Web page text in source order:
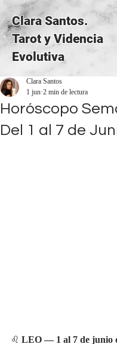
Clara Santos.
Tarot y Videncia
Evolutiva
Horóscopo
Del 1 al 7 de
Clara Santos
1 jun2 min de lectura
♌ LEO — 1 al 7 de junio